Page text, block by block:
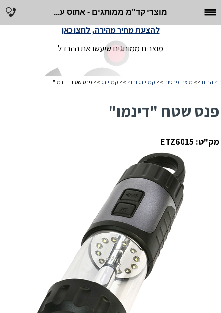
מוצרי קד"מ ממותגים - אתוס ע...
מוצרים ממותגים שיעשו את ההבדל
להצעת מחיר מהירה, לחצו כאן
דף הבית >> מוצרי פרסום >> קמפינג וחוף >> קמפינג >> פנס שטח "דינמו"
פנס שטח "דינמו"
מק"ט: ETZ6015